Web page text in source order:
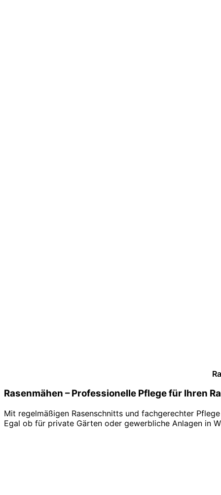
Rasenmähen – Professionelle Pflege für Ihren
Mit regelmäßigen Rasenschnitts und fachgerechter
Egal ob für private Gärten oder gewerbliche Anlagen in